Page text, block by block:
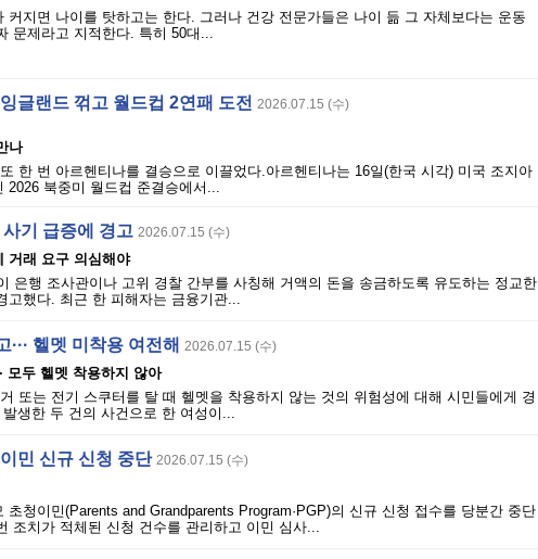
커지면 나이를 탓하고는 한다. 그러나 건강 전문가들은 나이 듦 그 자체보다는 운동
문제라고 지적한다. 특히 50대...
글랜드 꺾고 월드컵 2연패 도전 2026.07.15 (수)
나
한 번 아르헨티나를 결승으로 이끌었다.아르헨티나는 16일(한국 시각) 미국 조지아
2026 북중미 월드컵 준결승에서...
기 급증에 경고 2026.07.15 (수)
거래 요구 의심해야
은행 조사관이나 고위 경찰 간부를 사칭해 거액의 돈을 송금하도록 유도하는 정교한
고했다. 최근 한 피해자는 금융기관...
헬멧 미착용 여전해 2026.07.15 (수)
모두 헬멧 착용하지 않아
또는 전기 스쿠터를 탈 때 헬멧을 착용하지 않는 것의 위험성에 대해 시민들에게 경
생한 두 건의 사건으로 한 여성이...
민 신규 신청 중단 2026.07.15 (수)
초청이민(Parents and Grandparents Program·PGP)의 신규 신청 접수를 당분간 중단
조치가 적체된 신청 건수를 관리하고 이민 심사...